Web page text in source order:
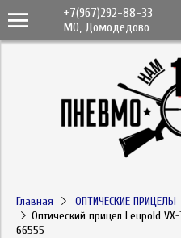
+7(967)292-88-33
МО, Домодедово
Главная ОПТИЧЕСКИЕ ПРИЦЕЛЫ
Оптический прицел Leupold
66555